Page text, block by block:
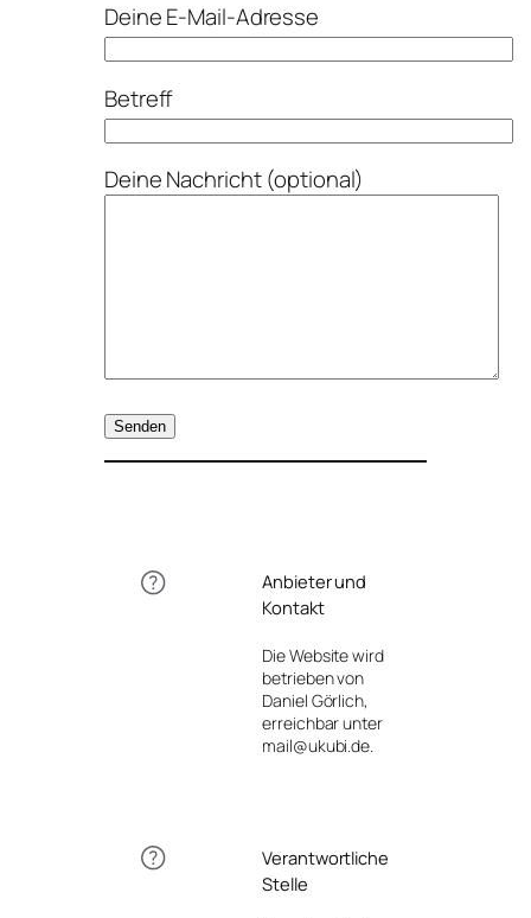
Deine E-Mail-Adresse
Betreff
Deine Nachricht (optional)
Anbieter und
Kontakt
Die Website wird
betrieben von
Daniel Görlich,
erreichbar unter
mail@ukubi.de.
Verantwortliche
Stelle